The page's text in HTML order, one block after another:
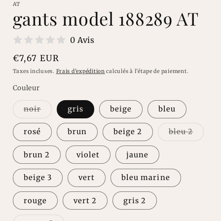
une
modale
AT
gants model 188289 AT
0 Avis
Prix
habituel
€7,67 EUR
Taxes incluses. Frais d'expédition calculés à l'étape de paiement.
Couleur
noirVariante
épuisée
ou
indisponible
gris beige bleu
rosé brun beige 2 bleu 2
brun 2 violet jaune
beige 3 vert bleu marine
rouge vert 2 gris 2